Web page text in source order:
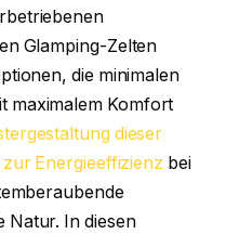
Glamping-Zelten
die minimalen
maximalem Komfort
dieser
Energieeffizienz bei
Natur. In diesen